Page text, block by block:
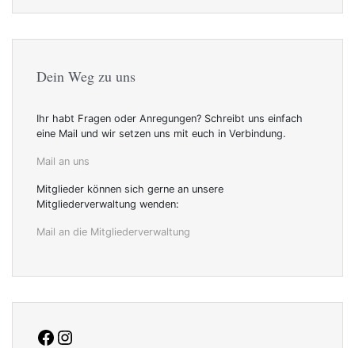
Dein Weg zu uns
Ihr habt Fragen oder Anregungen? Schreibt uns einfach
eine Mail und wir setzen uns mit euch in Verbindung.
Mail an uns
Mitglieder können sich gerne an unsere
Mitgliederverwaltung wenden:
Mail an die Mitgliederverwaltung
facebookInstagram